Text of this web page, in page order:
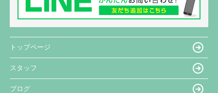
トップページ
スタッフ
ブログ